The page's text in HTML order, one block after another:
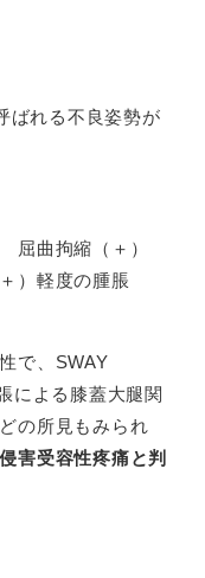
ばれる不良姿勢が
屈曲拘縮（＋）
）軽度の腫脹
で、SWAY
による膝蓋大腿関
の所見もみられ
害受容性疼痛と判